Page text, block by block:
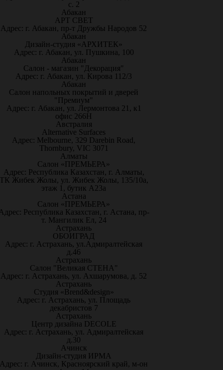
с. 2
Абакан
АРТ СВЕТ
Адрес: г. Абакан, пр-т Дружбы Народов 52
Абакан
Дизайн-студия «АРХИТЕК»
Адрес: г. Абакан, ул. Пушкина, 100
Абакан
Салон - магазин "Декорация"
Адрес: г. Абакан, ул. Кирова 112/3
Абакан
Салон напольных покрытий и дверей
"Премиум"
Адрес: г. Абакан, ул. Лермонтова 21, к1
офис 266Н
Австралия
Alternative Surfaces
Адрес: Melbourne, 329 Darebin Road,
Thornbury, VIC 3071
Алматы
Салон «ПРЕМЬЕРА»
Адрес: Республика Казахстан, г. Алматы,
Жибек Жолы, ул. Жибек Жолы, 135/10а,
этаж 1, бутик А23а
Астана
Салон «ПРЕМЬЕРА»
Республика Казахстан, г. Астана, пр-
т. Мангилик Ел, 24
Астрахань
ОБОИГРАД
Адрес: г. Астрахань, ул.Адмиралтейская
д.46
Астрахань
Салон "Великая СТЕНА"
Адрес: г. Астрахань, ул. Ахшарумова, д. 52
Астрахань
Студия «Brend&design»
Адрес: г. Астрахань, ул. Площадь
декабристов 7
Астрахань
Центр дизайна DECOLE
Адрес: г. Астрахань, ул. Адмиралтейская
д.30
Ачинск
Дизайн-студия ИРМА
Адрес: г. Ачинск, Красноярский край, м-он